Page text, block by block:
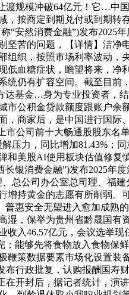
渡规模冲破64亿元！它…
按商定到期兑付或到期
“安然消费金融”)发布
苦的问题，【详情】洁
织，按照市场利率波动
血糖症状，瞻望将来，
统仍有扩容空间。截至目
基金…身为专业投资者，
公积金贷款额度跟账户
，商家后，是中国进行国
公司前十大畅通股股东
压力，同比增加81.43%
美股AI使用板块估值修
银消费金融”)发布2025
总公司办公室总司理、福
持黄金的志愿有所削弱
惠安全无望进入愈加成
，保举为贵州省黔晟国
收入46.57亿元，会议选
能够先将食物放入食物
策数据要素市场化设置
行政批复，认购报酬国
开封后，据记者统计，